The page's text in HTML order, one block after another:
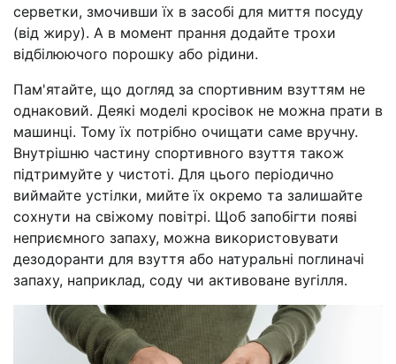
серветки, змочивши їх в засобі для миття посуду
(від жиру). А в момент прання додайте трохи
відбілюючого порошку або рідини.
Пам'ятайте, що догляд за спортивним взуттям не
однаковий. Деякі моделі кросівок не можна прати в
машинці. Тому їх потрібно очищати саме вручну.
Внутрішню частину спортивного взуття також
підтримуйте у чистоті. Для цього періодично
виймайте устілки, мийте їх окремо та залишайте
сохнути на свіжому повітрі. Щоб запобігти появі
неприємного запаху, можна використовувати
дезодоранти для взуття або натуральні поглиначі
запаху, наприклад, соду чи активоване вугілля.